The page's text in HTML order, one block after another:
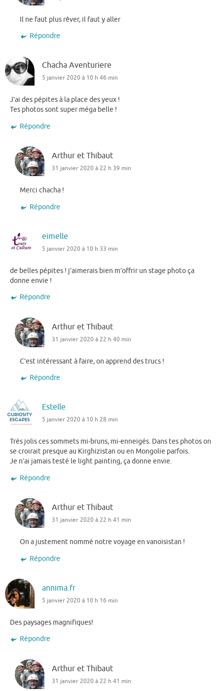
Il ne faut plus rêver, il faut y aller
Répondre
Chacha Aventuriere
5 janvier 2020 à 10 h 46 min
J’ai des pépites à la place des yeux !
Tes photos sont super méga belle !
Répondre
Arthur et Thibaut
31 janvier 2020 à 22 h 39 min
Merci chacha !
Répondre
eimelle
5 janvier 2020 à 10 h 33 min
de belles pépites ! j’aimerais bien m’offrir un stage photo ça
donne envie !
Répondre
Arthur et Thibaut
31 janvier 2020 à 22 h 40 min
C’est intéressant à faire, on apprend des trucs !
Répondre
Estelle
5 janvier 2020 à 10 h 28 min
Très jolis ces sommets mi-bruns, mi-enneigés. Dans tes photos on
se croirait presque au Kirghizistan ou en Mongolie parfois.
Je n’ai jamais testé le light painting, ça donne envie.
Répondre
Arthur et Thibaut
31 janvier 2020 à 22 h 41 min
On a justement nommé notre voyage en vanoisistan !
Répondre
annima.fr
5 janvier 2020 à 10 h 16 min
Des paysages magnifiques!
Répondre
Arthur et Thibaut
31 janvier 2020 à 22 h 41 min